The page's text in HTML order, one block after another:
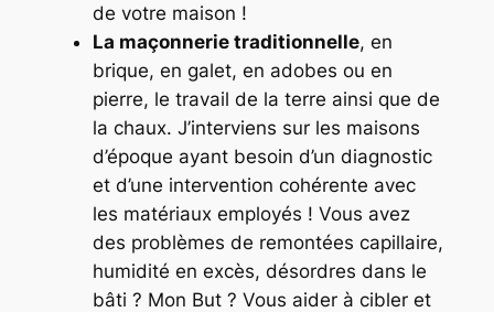
de votre maison !
La maçonnerie traditionnelle, en
brique, en galet, en adobes ou en
pierre, le travail de la terre ainsi que de
la chaux. J’interviens sur les maisons
d’époque ayant besoin d’un diagnostic
et d’une intervention cohérente avec
les matériaux employés ! Vous avez
des problèmes de remontées capillaire,
humidité en excès, désordres dans le
bâti ? Mon But ? Vous aider à cibler et